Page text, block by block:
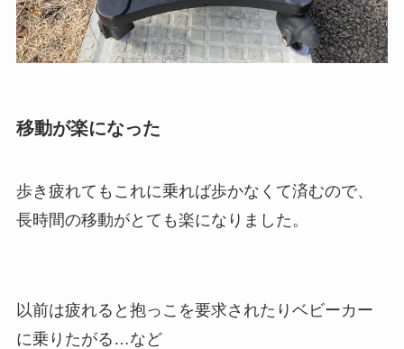
移動が楽になった
歩き疲れてもこれに乗れば歩かなくて済むので、
長時間の移動がとても楽になりました。
以前は疲れると抱っこを要求されたりベビーカー
に乗りたがる…など